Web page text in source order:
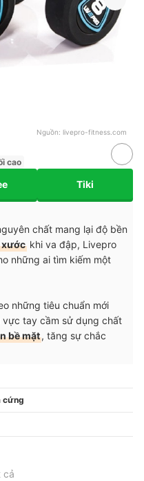
Nguồn: livepro-fitness.com
cao
Tiki
chất mang lại độ bền
xước khi va đập, Livepro
những ai tìm kiếm một
những tiêu chuẩn mới
vực tay cầm sử dụng chất
bề mặt, tăng sự chắc
cứng
cả